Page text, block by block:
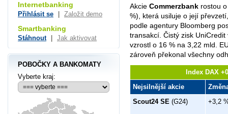
Akcie Commerzbank rostou
%), která usiluje o její
podle agentury Bloomberg
transakcí. Čistý zisk
vzrostl o 16 % na 3,22 mld.
zároveň překonal všechny
Index DAX
Nejsilnější akcie
Scout24 SE (G24) +3,2
Internetbanking
Přihlásit se Založit demo
Smartbanking
Stáhnout Jak aktivovat
POBOČKY A BANKOMATY
Vyberte kraj: